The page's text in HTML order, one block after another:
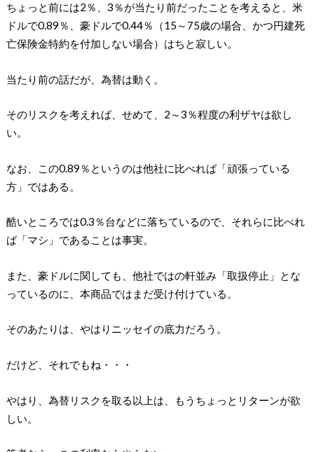
ちょっと前には2％、3％が当たり前だったことを考えると、米
ドルで0.89％、豪ドルで0.44％（15～75歳の場合、かつ円建死
亡保険金特約を付加しない場合）はちと寂しい。
当たり前の話だが、為替は動く。
そのリスクを考えれば、せめて、2～3％程度の利ザヤは欲し
い。
なお、この0.89％というのは他社に比べれば「頑張っている
方」ではある。
酷いところでは0.3％台などに落ちているので、それらに比べれ
ば「マシ」であることは事実。
また、豪ドルに関しても、他社ではの軒並み「取扱停止」とな
っているのに、本商品ではまだ受け付けている。
そのあたりは、やはりニッセイの底力だろう。
だけど、それでもね・・・
やはり、為替リスクを取る以上は、もうちょっとリターンが欲
しい。